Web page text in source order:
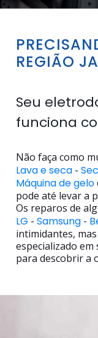
REGIÃO
Seu
funciona
Não faça como
Lava e seca-
Máquina de gelo
pode até levar a
Os reparos de
LG - Samsung-
intimidantes,
especializado
para descobrir a